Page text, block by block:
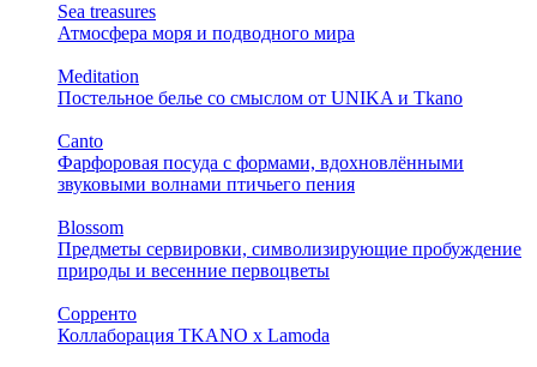
Sea treasures
Атмосфера моря и подводного мира
Meditation
Постельное белье со смыслом от UNIKA и Tkano
Canto
Фарфоровая посуда с формами, вдохновлёнными
звуковыми волнами птичьего пения
Blossom
Предметы сервировки, символизирующие пробуждение
природы и весенние первоцветы
Сорренто
Коллаборация TKANO х Lamoda